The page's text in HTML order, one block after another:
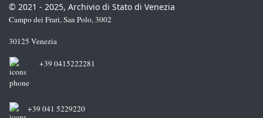
© 2021 - 2025, Archivio di Stato di Venezia
Campo dei Frari, San Polo, 3002
30125 Venezia
+39 0415222281
+39 041 5229220